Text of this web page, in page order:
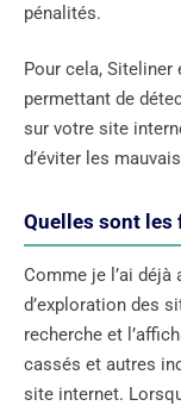
pénalités.
Pour cela, Siteliner
permettant de
sur votre site
d’éviter les
Quelles sont les
Comme je l’ai déjà
d’exploration des
recherche et
cassés et autres
site internet.